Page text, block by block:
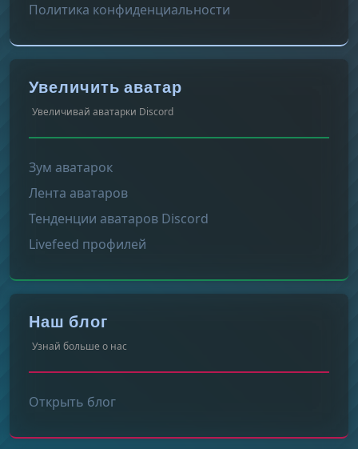
Политика конфиденциальности
Увеличить аватар
Увеличивай аватарки Discord
Зум аватарок
Лента аватаров
Тенденции аватаров Discord
Livefeed профилей
Наш блог
Узнай больше о нас
Открыть блог